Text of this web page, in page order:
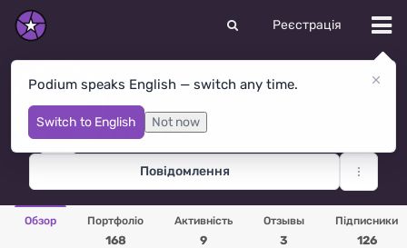
Реєстрація
Podium speaks English — switch any time.
Switch to English Not now
Svetlanaflovers
Москва· Росія
Преміум
Повідомлення
Обзор Портфоліо
168
Активність
9
Отзывы
3
Підписники
126